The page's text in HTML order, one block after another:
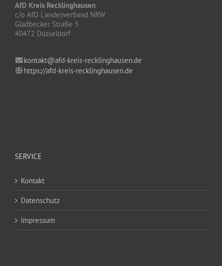
AfD Kreis Recklinghausen
c/o AfD Landesverband NRW
Gladbecker Straße 5
40472 Düsseldorf
kontakt@afd-kreis-recklinghausen.de
https://afd-kreis-recklinghausen.de
SERVICE
Kontakt
Datenschutz
Impressum